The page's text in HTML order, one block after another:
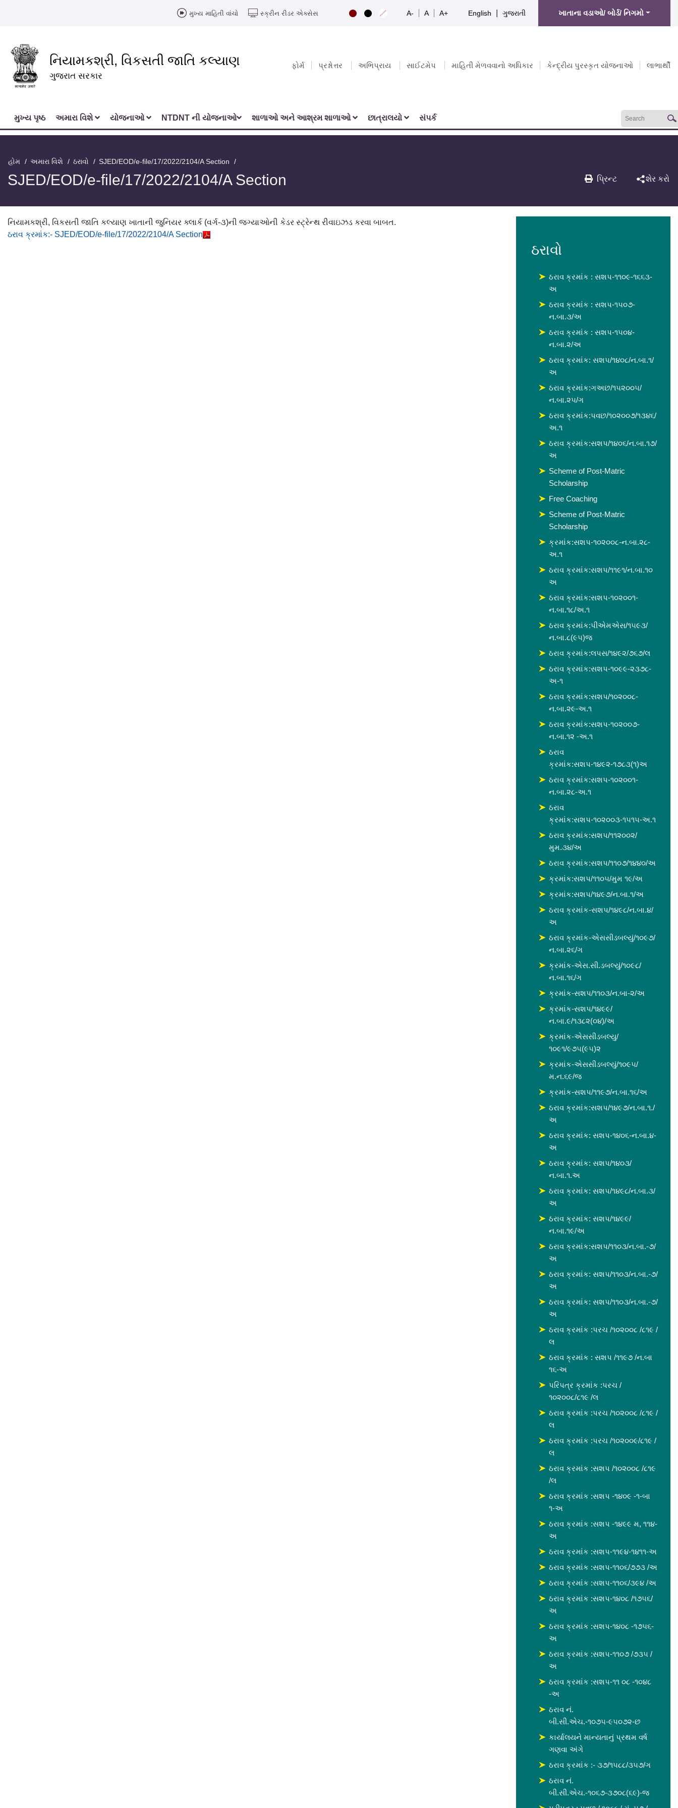
મુખ્ય માહિતી વાંચો સ્ક્રીન રીડર એક્સેસ A- A A+ English ગુજરાતી ખાતાના વડાઓ/ બોર્ડ/ નિગમો
નિયામકશ્રી, વિકસતી જાતિ કલ્યાણ
ગુજરાત સરકાર
ફોર્મ પ્રશ્નોત્તર અભિપ્રાય સાઈટમેપ માહિતી મેળવવાનો અધિકાર કેન્દ્રીય પુરસ્કૃત યોજનાઓ લાભાર્થી
મુખ્‍ય પૃષ્ઠ અમારા વિશે યોજનાઓ NTDNT ની યોજનાઓ શાળાઓ અને આશ્રમ શાળાઓ છાત્રાલયો સંપર્ક
હોમ અમારા વિશે ઠરાવો SJED/EOD/e-file/17/2022/2104/A Section
SJED/EOD/e-file/17/2022/2104/A Section પ્રિન્ટ શેર કરો
નિયામકશ્રી, વિકસતી જાતિ કલ્યાણ ખાતાની જુનિયર ક્લાર્ક (વર્ગ-૩)ની જગ્યાઓની કેડર સ્ટ્રેન્થ રીવાઇઝડ કરવા બાબત.
ઠરાવ ક્રમાંક:- SJED/EOD/e-file/17/2022/2104/A Section
ઠરાવો
ઠરાવ ક્રમાંક : સશપ-૧૧૦૯-૧૬૬૩-
અ
ઠરાવ ક્રમાંક : સશપ-૧૫૦૭-
ન.બા.૩/અ
ઠરાવ ક્રમાંક : સશપ-૧૫૦૪-
ન.બા.૨/અ
ઠરાવ ક્રમાંક: સશ૫/૧૪૦૮/ન.બા.૧/
અ
ઠરાવ ક્રમાંક:ગઅછ/૧૫૨૦૦૫/
ન.બા.૨૫/ગ
ઠરાવ ક્રમાંક:પવછ/૧૦૨૦૦૭/૧૩૪૬/
અ.૧
ઠરાવ ક્રમાંક:સશપ/૧૪૦૬/ન.બા.૧૭/
અ
Scheme of Post-Matric
Scholarship
Free Coaching
Scheme of Post-Matric
Scholarship
ક્રમાંક:સશપ-૧૦૨૦૦૮-ન.બા.૨૮-
અ.૧
ઠરાવ ક્રમાંક:સશપ/૧૧૯૧/ન.બા.૧૦
અ
ઠરાવ ક્રમાંક:સશપ-૧૦૨૦૦૧-
ન.બા.૧૮/અ.૧
ઠરાવ ક્રમાંક:પીએમએસ/૧૫૯૩/
ન.બા.૮(૯૫)જ
ઠરાવ ક્રમાંક:લપસ/૧૪૯૨/૭૬૭/લ
ઠરાવ ક્રમાંક:સશપ-૧૦૯૯-૨૩૭૮-
અ-૧
ઠરાવ ક્રમાંક:સશપ/૧૦૨૦૦૮-
ન.બા.૨૯-અ.૧
ઠરાવ ક્રમાંક:સશપ-૧૦૨૦૦૭-
ન.બા.૧૨ -અ.૧
ઠરાવ
ક્રમાંક:સશપ-૧૪૯૨-૧૭૮૩(૧)અ
ઠરાવ ક્રમાંક:સશપ-૧૦૨૦૦૧-
ન.બા.૨૮-અ.૧
ઠરાવ
ક્રમાંક:સશપ-૧૦૨૦૦૩-૧૫૧૫-અ.૧
ઠરાવ ક્રમાંક:સશપ/૧૧૨૦૦૨/
મુમ.૩૪/અ
ઠરાવ ક્રમાંક:સશપ/૧૧૦૭/૧૪૪૦/અ
ક્રમાંક:સશપ/૧૧૦૫/મુમ ૧૯/અ
ક્રમાંક:સશપ/૧૪૯૭/ન.બા.૧/અ
ઠરાવ ક્રમાંક-સશપ/૧૪૯૮/ન.બા.૪/
અ
ઠરાવ ક્રમાંક-એસસીડબલ્યું/૧૦૯૭/
ન.બા.૨૬/ગ
ક્રમાંક-એસ.સી.ડબલ્યું/૧૦૯૮/
ન.બા.૧૬/ગ
ક્રમાંક-સશપ/૧૧૦૩/ન.બા-૨/અ
ક્રમાંક-સશપ/૧૪૯૯/
ન.બા.૯/૧૩૮૨(૦૪)/અ
ક્રમાંક-એસસીડબલ્યુ/
૧૦૯૧/૯૭૫(૯૫)૨
ક્રમાંક-એસસીડબલ્યું/૧૦૯૫/
મ.ન.૬૯/જ
ક્રમાંક-સશપ/૧૧૯૭/ન.બા.૧૬/અ
ઠરાવ ક્રમાંક:સશપ/૧૪૯૭/ન.બા.૧./
અ
ઠરાવ ક્રમાંક: સશપ-૧૪૦૬-ન.બા.૪-
અ
ઠરાવ ક્રમાંક: સશપ/૧૪૦૩/
ન.બા.૧.અ
ઠરાવ ક્રમાંક: સશપ/૧૪૯૮/ન.બા.૩/
અ
ઠરાવ ક્રમાંક: સશપ/૧૪૯૯/
ન.બા.૧૯/અ
ઠરાવ ક્રમાંક:સશપ/૧૧૦૩/ન.બા.-૭/
અ
ઠરાવ ક્રમાંક: સશપ/૧૧૦૩/ન.બા.-૭/
અ
ઠરાવ ક્રમાંક: સશપ/૧૧૦૩/ન.બા.-૭/
અ
ઠરાવ ક્રમાંક :પરચ /૧૦૨૦૦૮ /૮૧૯ /
લ
ઠરાવ ક્રમાંક : સશપ /૧૧૯૭ /ન.બા
૧૬-અ
પરિપત્ર ક્રમાંક :પરચ /
૧૦૨૦૦૮/૮૧૯ /લ
ઠરાવ ક્રમાંક :પરચ /૧૦૨૦૦૮ /૮૧૯ /
લ
ઠરાવ ક્રમાંક :પરચ /૧૦૨૦૦૯/૮૧૯ /
લ
ઠરાવ ક્રમાંક :સશપ /૧૦૨૦૦૮ /૮૧૯
/લ
ઠરાવ ક્રમાંક :સશપ -૧૪૦૯ -૧-બા
૧-અ
ઠરાવ ક્રમાંક :સશપ -૧૪૯૯ મ, ૧૧૪-
અ
ઠરાવ ક્રમાંક :સશપ-૧૧૯૪-૧૪૧૧-અ
ઠરાવ ક્રમાંક :સશપ-૧૧૦૬/૭૭૩ /અ
ઠરાવ ક્રમાંક :સશપ-૧૧૦૬/૩૯૪ /અ
ઠરાવ ક્રમાંક :સશપ-૧૪૦૮ /૧૭૫૬/
અ
ઠરાવ ક્રમાંક :સશપ-૧૪૦૮ -૧૭૫૬-
અ
ઠરાવ ક્રમાંક :સશપ-૧૧૦૭ /૭૩૫ /
અ
ઠરાવ ક્રમાંક :સશપ-૧૧ ૦૮ -૧૦૪૮
-અ
ઠરાવ નં.
બી.સી.એચ.-૧૦૭૫-૯૫૦૭૨-છ
કાર્યાલયને માન્યતાનું પ્રથમ વર્ષ
ગણવા અંગે
ઠરાવ ક્રમાંક :- ૩૭/૧૫૮૮/૩૫૭/ગ
ઠરાવ નં.
બી.સી.એચ.-૧૦૬૭-૩૭૦૮(૬૯)-જ